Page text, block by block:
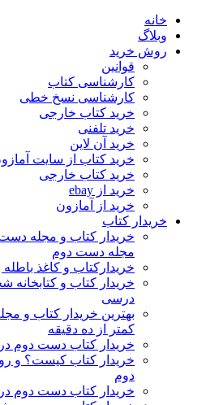
خانه
وبلاگ
روش خرید
قوانین
کارشناسی کتاب
کارشناسی نسخ خطی
خرید کتاب خارجی
خرید تلفنی
خرید آن لاین
خرید کتاب از سایت
خرید کتاب خارجی
خرید از ebay
خرید از آمازون
خریدار کتاب
خریدار کتاب و مجله
مجله دست دوم
خریدارکتاب و کاغذ
خریدار کتاب و
درسی
بهترین خریدار کتاب و
کمتر از ده دقیقه
خریدار کتاب دست دوم
خریدار کتاب کیست؟ و
دوم
خریدار کتاب دست دوم در